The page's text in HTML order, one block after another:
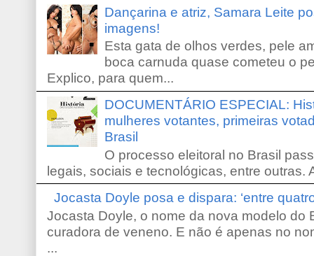
Dançarina e atriz, Samara Leite
imagens!
Esta gata de olhos verdes, pele
boca carnuda quase cometeu o
Explico, para quem...
DOCUMENTÁRIO ESPECIAL:
mulheres votantes, primeiras
Brasil
O processo eleitoral no Brasil
legais, sociais e tecnológicas, entre outras.
Jocasta Doyle posa e dispara: ‘entre
Jocasta Doyle, o nome da nova modelo do
curadora de veneno. E não é apenas no
...